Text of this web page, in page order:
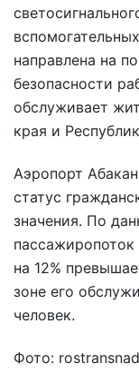
направлена на
безопасности
обслуживает
края и
Аэропорт
статус
значения. По
пассажиропоток
на 12%
зоне его
человек.
Фото: